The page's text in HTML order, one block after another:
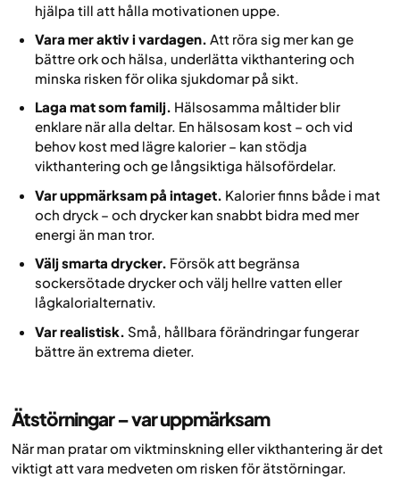
hjälpa till att hålla motivationen uppe.
Vara mer aktiv i vardagen. Att röra sig mer kan ge
bättre ork och hälsa, underlätta vikthantering och
minska risken för olika sjukdomar på sikt.
Laga mat som familj. Hälsosamma måltider blir
enklare när alla deltar. En hälsosam kost – och vid
behov kost med lägre kalorier – kan stödja
vikthantering och ge långsiktiga hälsofördelar.
Var uppmärksam på intaget. Kalorier finns både i mat
och dryck – och drycker kan snabbt bidra med mer
energi än man tror.
Välj smarta drycker. Försök att begränsa
sockersötade drycker och välj hellre vatten eller
lågkalorialternativ.
Var realistisk. Små, hållbara förändringar fungerar
bättre än extrema dieter.
Ätstörningar – var uppmärksam
När man pratar om viktminskning eller vikthantering är det
viktigt att vara medveten om risken för ätstörningar.